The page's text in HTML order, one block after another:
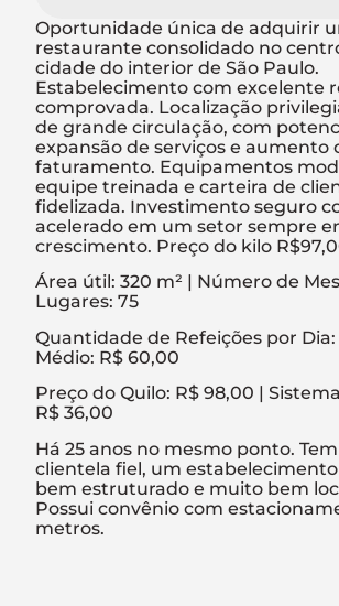
Oportunidade única de adquirir
restaurante consolidado no
cidade do interior de São Paulo.
Estabelecimento com excelente
comprovada. Localização
de grande circulação, com
expansão de serviços e aumento
faturamento. Equipamentos
equipe treinada e carteira de
fidelizada. Investimento seguro
acelerado em um setor sempre
crescimento. Preço do kilo
Área útil: 320 m² | Número de
Lugares: 75
Quantidade de Refeições por Dia:
Médio: R$ 60,00
Preço do Quilo: R$ 98,00 |
R$ 36,00
Há 25 anos no mesmo ponto.
clientela fiel, um
bem estruturado e muito bem
Possui convênio com
metros.